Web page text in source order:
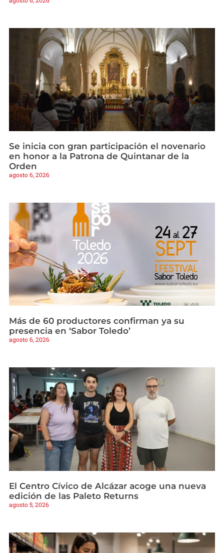
Se inicia con gran participación el novenario
en honor a la Patrona de Quintanar de la
Orden
agosto 6, 2026
Más de 60 productores confirman ya su
presencia en ‘Sabor Toledo’
agosto 6, 2026
El Centro Cívico de Alcázar acoge una nueva
edición de las Paleto Returns
agosto 5, 2026